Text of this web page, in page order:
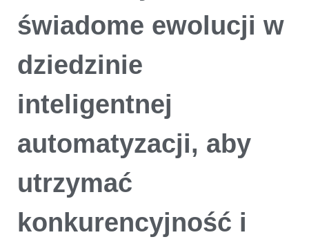
świadome ewolucji w
dziedzinie
inteligentnej
automatyzacji, aby
utrzymać
konkurencyjność i